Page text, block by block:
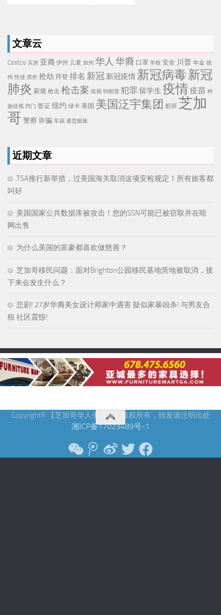
文章云
Costco 买房 亚裔 伊州 儿童 加州 华人 华裔 口罩 学校 安全 川普 年金 德
州 性侵 房价 抢劫 拜登 排名 新冠 新冠疫情 新冠病毒新冠
肺炎 新规 枪击 枪击案 歧视 特朗普 犯罪 留学生 疫情 疫苗 种
族歧视 窍门 签证 纽约 绿卡 美国 美国泛宇集团 航班 芝加
哥 警察 诈骗 车祸 通货膨胀
近期文章
TSA推行新举措，过美国海关取消这项安检规定！所有旅客都
叫好
美国国家公共数据库被攻击！您的SSN可能已被窃取并在暗
网出售
为什么美国的富豪都喜欢做慈善？
芝加哥移民问题：面对Brighton公园移民基地营地被取消，接
下来会发生什么？
悲剧! 27岁华裔美女设计师家中遇害 疑似家暴凶杀! 与男友合
租 社区震惊!
Copyright© 【芝加哥华人生活网】版权所有，转发请注明出处
湘ICP备17023489号-1